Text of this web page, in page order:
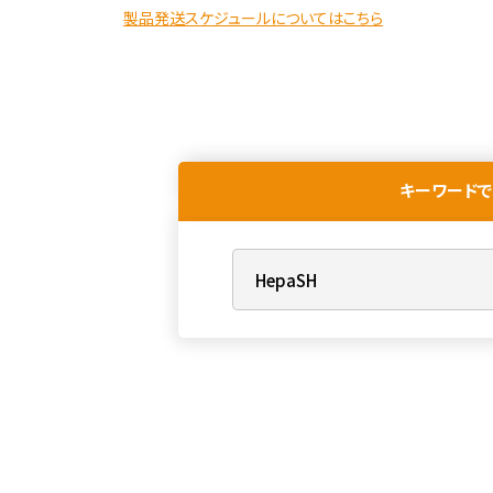
製品発送スケジュールについてはこちら
キーワード